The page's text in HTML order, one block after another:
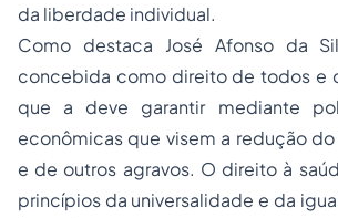
da liberdade individual.
Como destaca José Afonso da
concebida como direito de todos e
que a deve garantir mediante
econômicas que visem a redução
e de outros agravos. O direito à
princípios da universalidade e da